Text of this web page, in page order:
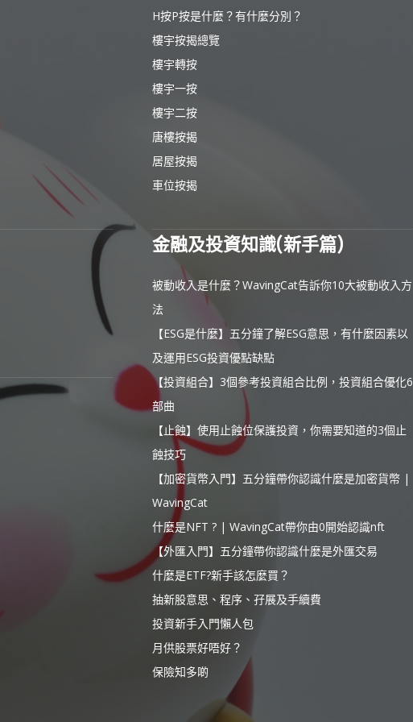
H按P按是什麼？有什麼分別？
樓宇按揭總覽
樓宇轉按
樓宇一按
樓宇二按
唐樓按揭
居屋按揭
車位按揭
金融及投資知識(新手篇)
被動收入是什麼？WavingCat告訴你10大被動收入方
法
【ESG是什麼】五分鐘了解ESG意思，有什麼因素以
及運用ESG投資優點缺點
【投資組合】3個參考投資組合比例，投資組合優化6
部曲
【止蝕】使用止蝕位保護投資，你需要知道的3個止
蝕技巧
【加密貨幣入門】五分鐘帶你認識什麼是加密貨幣 |
WavingCat
什麼是NFT ? | WavingCat帶你由0開始認識nft
【外匯入門】五分鐘帶你認識什麼是外匯交易
什麼是ETF?新手該怎麼買？
抽新股意思、程序、孖展及手續費
投資新手入門懶人包
月供股票好唔好？
保險知多啲